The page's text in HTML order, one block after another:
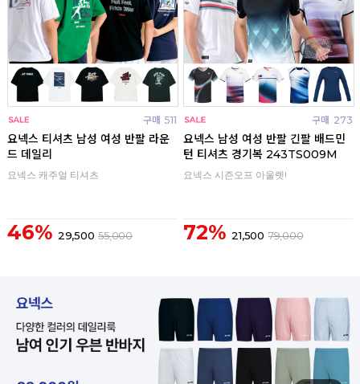
구매 511
요넥스 티셔츠 남성 여성 반팔 라운
드 데일리
요넥스 캐주얼 티셔츠
46% 29,500 55,000
구매 273
요넥스 남성 여성 반팔 긴팔 배드민
턴 티셔츠 경기복 243TS009M
요넥스 시즌오프 아울렛!
72% 21,500 79,000